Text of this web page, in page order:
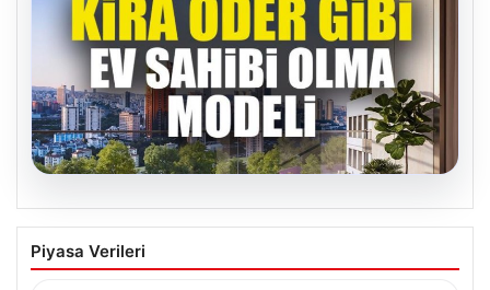
04.08.2026
DAP Yapı’dan bir ilk! Emlak Konut
güvencesi Dap vizyonuyla kendi
Piyasa Verileri